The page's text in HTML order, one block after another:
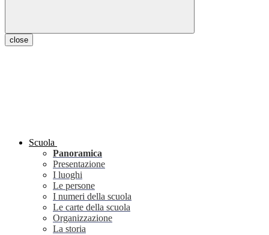
close
Scuola
Panoramica
Presentazione
I luoghi
Le persone
I numeri della scuola
Le carte della scuola
Organizzazione
La storia